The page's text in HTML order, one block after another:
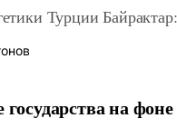
Турции
государства на